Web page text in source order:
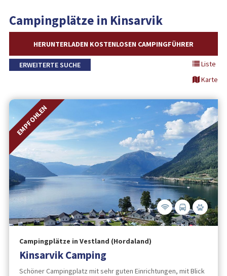
Campingplätze in Kinsarvik
HERUNTERLADEN KOSTENLOSEN CAMPINGFÜHRER
ERWEITERTE SUCHE
Liste
Karte
EMPFOHLEN
Campingplätze in Vestland (Hordaland)
Kinsarvik Camping
Schöner Campingplatz mit sehr guten Einrichtungen, mit Blick